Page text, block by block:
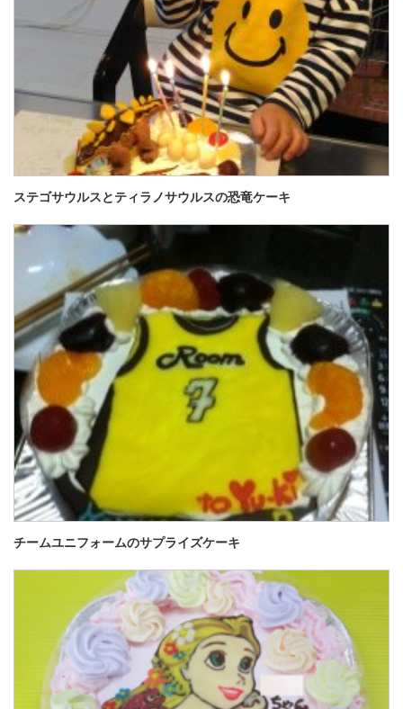
ステゴサウルスとティラノサウルスの恐竜ケーキ
チームユニフォームのサプライズケーキ